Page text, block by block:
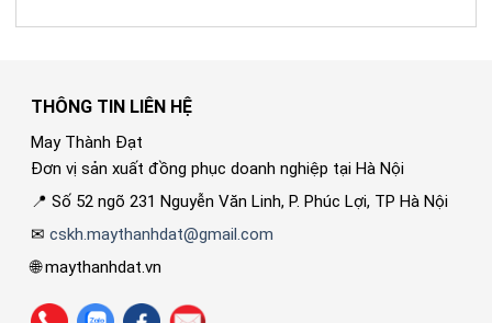
THÔNG TIN LIÊN HỆ
May Thành Đạt
Đơn vị sản xuất đồng phục doanh nghiệp tại Hà Nội
📍 Số 52 ngõ 231 Nguyễn Văn Linh, P. Phúc Lợi, TP Hà Nội
✉cskh.maythanhdat@gmail.com
🌐 maythanhdat.vn